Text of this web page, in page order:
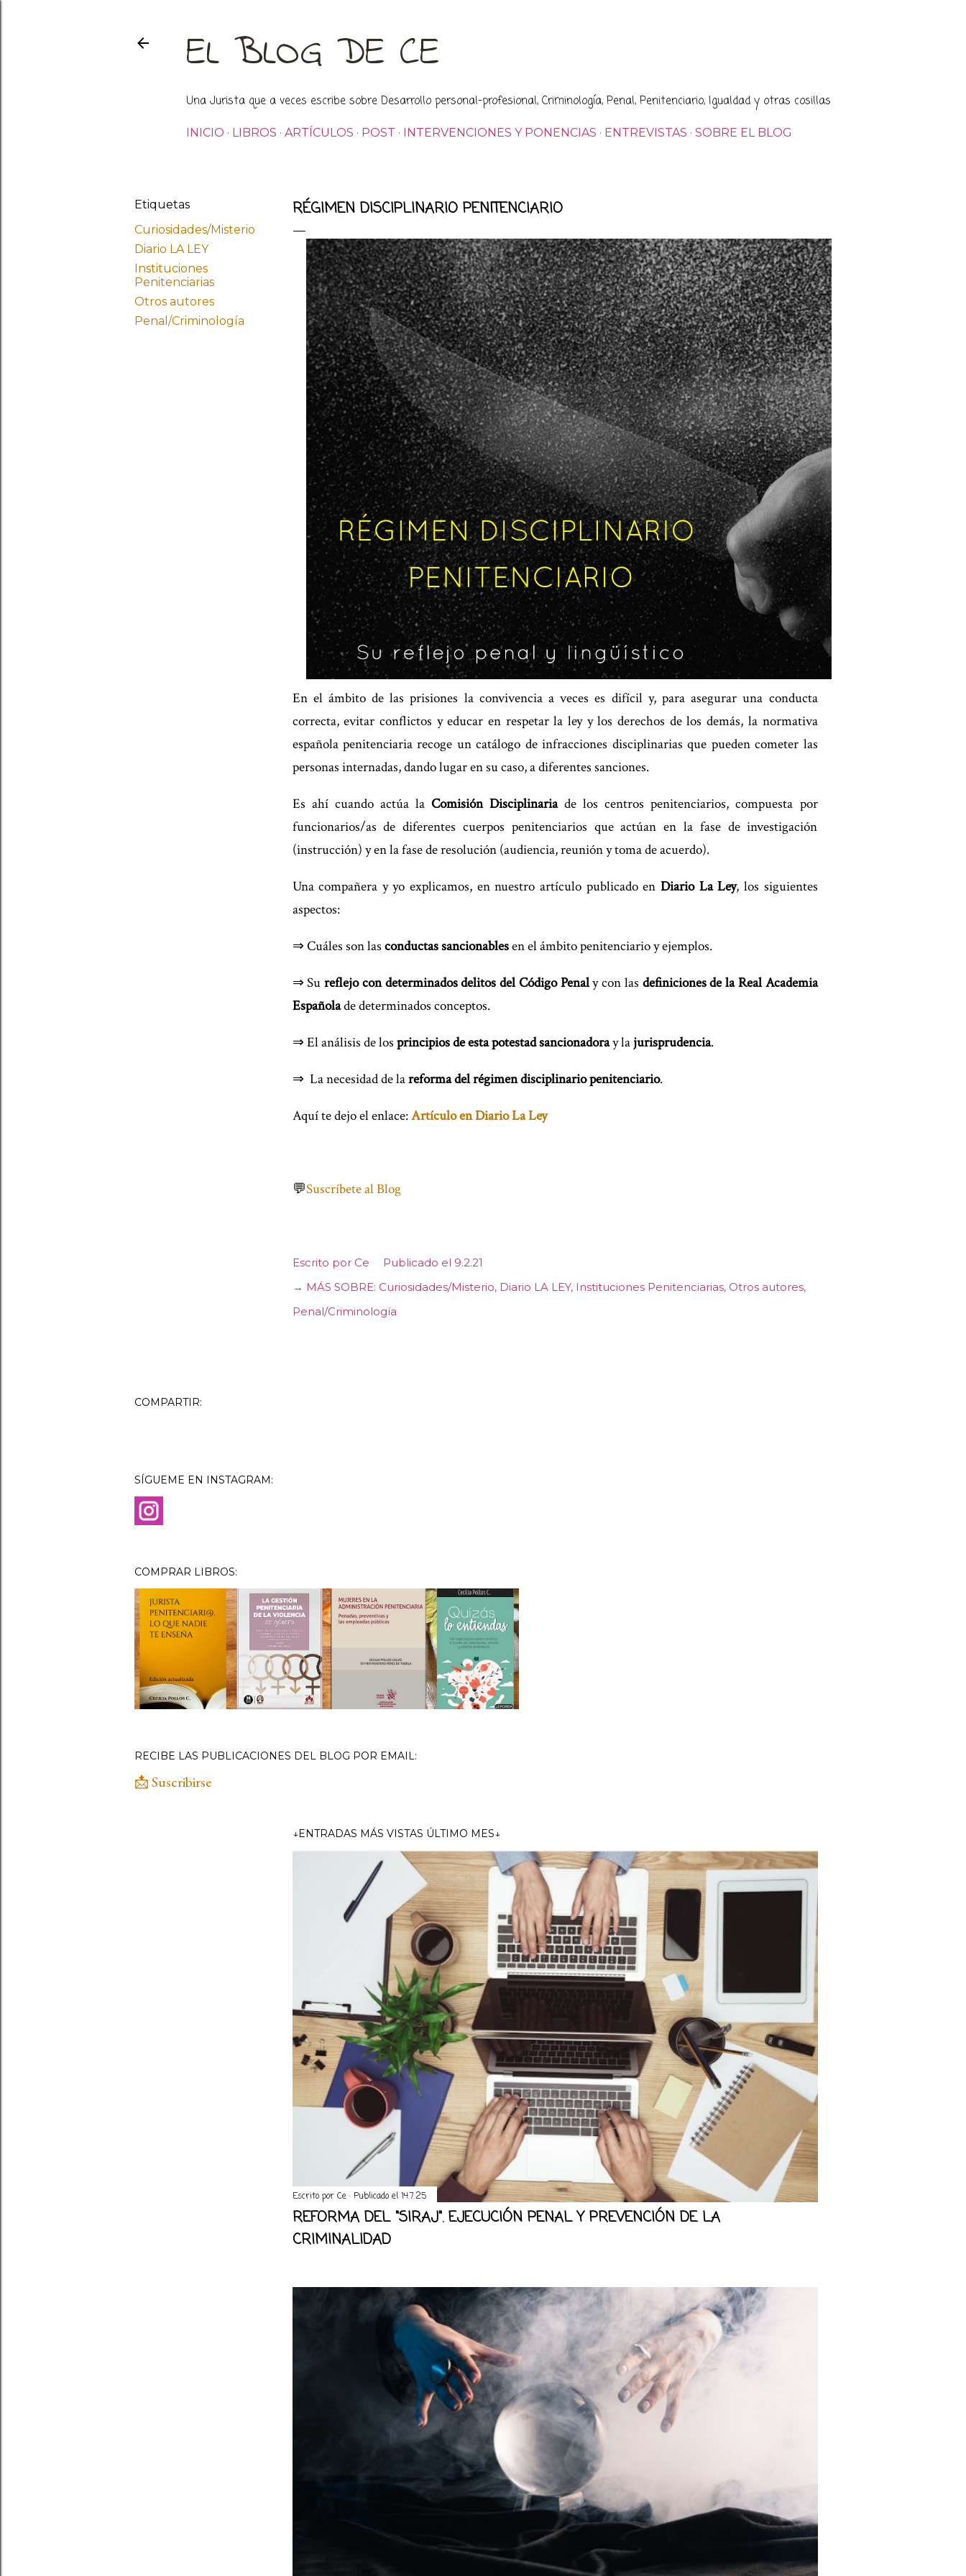
EL BLOG DE CE
Una Jurista que a veces escribe sobre Desarrollo personal-profesional, Criminología, Penal, Penitenciario, Igualdad y otras cosillas
INICIO LIBROS ARTÍCULOS POST INTERVENCIONES Y PONENCIAS ENTREVISTAS SOBRE EL BLOG
Etiquetas
Curiosidades/Misterio
Diario LA LEY
Instituciones
Penitenciarias
Otros autores
Penal/Criminología
RÉGIMEN DISCIPLINARIO PENITENCIARIO
En el ámbito de las prisiones la convivencia a veces es difícil y, para asegurar una conducta
correcta, evitar conflictos y educar en respetar la ley y los derechos de los demás, la normativa
española penitenciaria recoge un catálogo de infracciones disciplinarias que pueden cometer las
personas internadas, dando lugar en su caso, a diferentes sanciones.
Es ahí cuando actúa la Comisión Disciplinariade los centros penitenciarios, compuesta por
funcionarios/as de diferentes cuerpos penitenciarios que actúan en la fase de investigación
(instrucción) y en la fase de resolución (audiencia, reunión y toma de acuerdo).
Una compañera y yo explicamos, en nuestro artículo publicado en Diario La Ley, los siguientes
aspectos:
⇒ Cuáles son las conductas sancionablesen el ámbito penitenciario y ejemplos.
⇒ Su reflejo con determinados delitos del Código Penaly con las definiciones de la Real Academia
Españolade determinados conceptos.
⇒ El análisis de los principios de esta potestad sancionadoray lajurisprudencia.
⇒ La necesidad de lareforma del régimen disciplinario penitenciario.
Aquí te dejo el enlace:Artículo en Diario La Ley
💬Suscríbete al Blog
Escrito por Ce Publicado el 9.2.21
→ MÁS SOBRE: Curiosidades/Misterio Diario LA LEY Instituciones Penitenciarias Otros autores
Penal/Criminología
COMPARTIR:
SÍGUEME EN INSTAGRAM:
COMPRAR LIBROS:
RECIBE LAS PUBLICACIONES DEL BLOG POR EMAIL:
📩 Suscribirse
↓ENTRADAS MÁS VISTAS ÚLTIMO MES↓
Escrito por Ce Publicado el 14.7.25
REFORMA DEL "SIRAJ". EJECUCIÓN PENAL Y PREVENCIÓN DE LA
CRIMINALIDAD